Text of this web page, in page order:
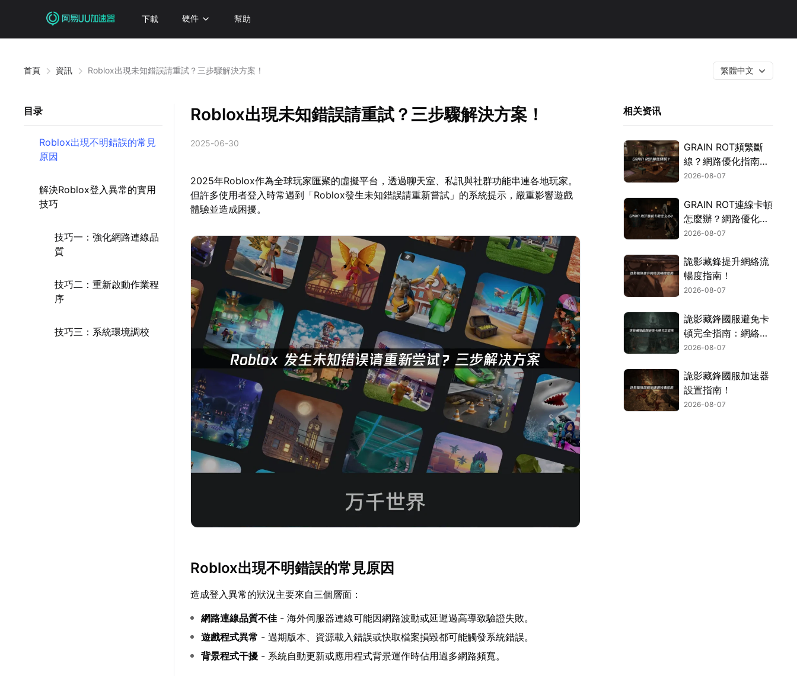
下載 硬件 幫助
首頁 資訊 Roblox出現未知錯誤請重試？三步驟解決方案！ 繁體中文
目录
Roblox出現不明錯誤的常見
原因
解決Roblox登入異常的實用
技巧
技巧一：強化網路連線品
質
技巧二：重新啟動作業程
序
技巧三：系統環境調校
Roblox出現未知錯誤請重試？三步驟解決方案！
2025-06-30
2025年Roblox作為全球玩家匯聚的虛擬平台，透過聊天室、私訊與社群功能串連各地玩家。
但許多使用者登入時常遇到「Roblox發生未知錯誤請重新嘗試」的系統提示，嚴重影響遊戲
體驗並造成困擾。
Roblox出現不明錯誤的常見原因
造成登入異常的狀況主要來自三個層面：
網路連線品質不佳 - 海外伺服器連線可能因網路波動或延遲過高導致驗證失敗。
遊戲程式異常 - 過期版本、資源載入錯誤或快取檔案損毀都可能觸發系統錯誤。
背景程式干擾 - 系統自動更新或應用程式背景運作時佔用過多網路頻寬。
相关资讯
GRAIN ROT頻繁斷
線？網路優化指南一
次搞定！
2026-08-07
GRAIN ROT連線卡頓
怎麼辦？網路優化這
樣解決！
2026-08-07
詭影藏鋒提升網絡流
暢度指南！
2026-08-07
詭影藏鋒國服避免卡
頓完全指南：網絡優
化與解決技巧！
2026-08-07
詭影藏鋒國服加速器
設置指南！
2026-08-07